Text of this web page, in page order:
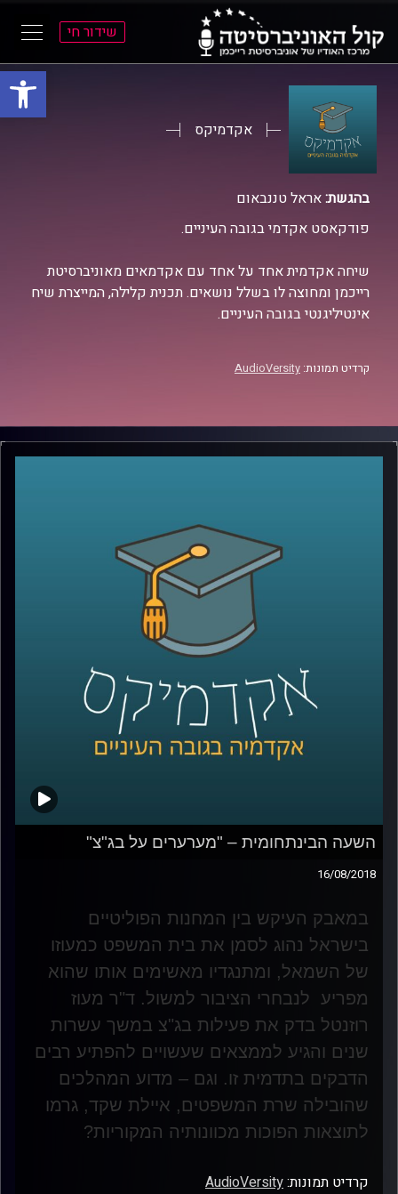
פתח
שידור חי
אקדמיקס
בהגשת:אראל טננבאום
פודקאסט אקדמי בגובה העיניים.
שיחה אקדמית אחד על אחד עם אקדמאים מאוניברסיטת
רייכמן ומחוצה לו בשלל נושאים. תכנית קלילה, המייצרת שיח
אינטיליגנטי בגובה העיניים.
קרדיט תמונות: AudioVersity
השעה הבינתחומית – "מערערים על בג"צ"
16/08/2018
במאבק העיקש בין המחנות הפוליטיים
בישראל נהוג לסמן את בית המשפט כמעוזו
של השמאל, ומתנגדיו מאשימים אותו שהוא
מפריע לנבחרי הציבור למשול. ד"ר מעוז
רוזנטל בדק את פעילות בג"צ במשך עשרות
שנים והגיע לממצאים שעשויים להפתיע רבים
הדבקים בתדמית זו. וגם – מדוע המהלכים
שהובילה שרת המשפטים, איילת שקד, גרמו
לתוצאות הפוכות מכוונותיה המקוריות?
קרדיט תמונות:AudioVersity